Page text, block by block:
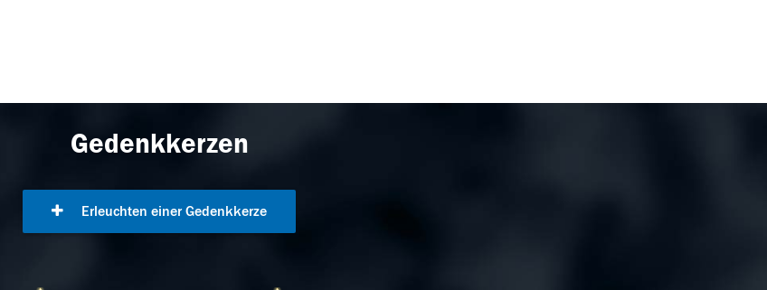
Gedenkkerzen
Erleuchten einer Gedenkkerze